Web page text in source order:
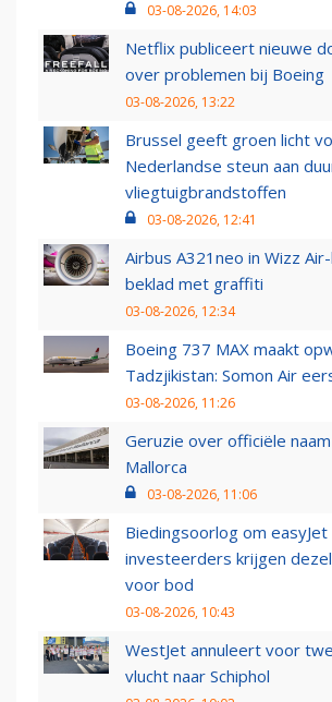
03-08-2026, 14:03
Netflix publiceert nieuwe
over problemen bij Boeing
03-08-2026, 13:22
Brussel geeft groen licht
Nederlandse steun aan
vliegtuigbrandstoffen
03-08-2026, 12:41
Airbus A321neo in Wizz
beklad met graffiti
03-08-2026, 12:34
Boeing 737 MAX maakt
Tadzjikistan: Somon Air
03-08-2026, 11:26
Geruzie over officiële
Mallorca
03-08-2026, 11:06
Biedingsoorlog om
investeerders krijgen
voor bod
03-08-2026, 10:43
WestJet annuleert voor
vlucht naar Schiphol